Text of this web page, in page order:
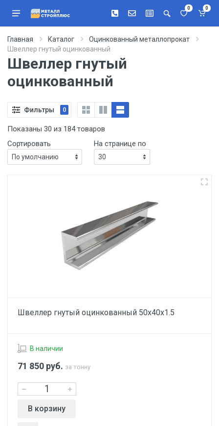
0 0
Главная Каталог
Оцинкованный металлопрокат
Швеллер гнутый оцинкованный
Швеллер гнутый
оцинкованный
Фильтры 0
Показаны 30 из 184 товаров
Сортировать
На странице по
Швеллер гнутый оцинкованный 50х40х1.5
В наличии
71 850 руб. за тонну
В корзину